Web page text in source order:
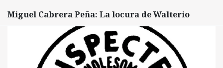
Miguel Cabrera Peña: La locura de Walterio